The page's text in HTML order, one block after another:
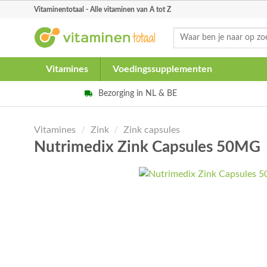
Vitaminentotaal - Alle vitaminen van A tot Z
Zoeken
Vitamines Voedingssupplementen
Bezorging in NL & BE
Vitamines / Zink / Zink capsules
Nutrimedix Zink Capsules 50MG